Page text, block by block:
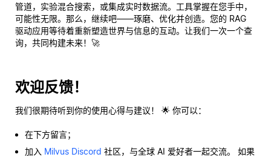
管道，实验混合搜索，或集成实时数据流。工具掌握在您手中，
可能性无限。那么，继续吧——琢磨、优化并创造。您的 RAG
驱动应用等待着重新塑造世界与信息的互动。让我们一次一个查
询，共同构建未来！🚀
欢迎反馈！
我们很期待听到你的使用心得与建议！ 🌟 你可以：
在下方留言；
加入 Milvus Discord 社区，与全球 AI 爱好者一起交流。 如果